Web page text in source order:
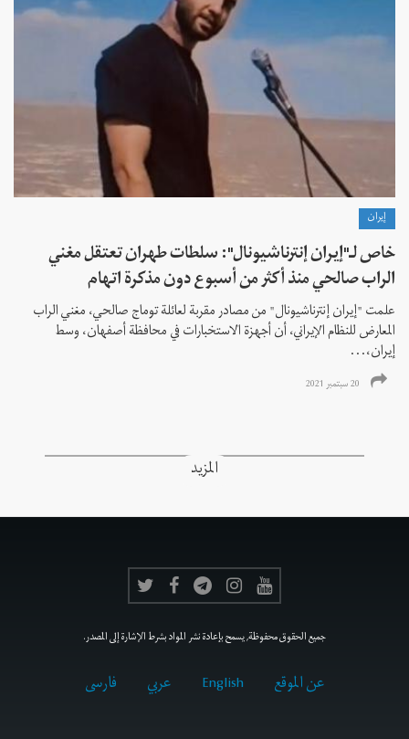
إيران
خاص لـ"إيران إنترناشيونال": سلطات طهران تعتقل مغني
الراب صالحي منذ أكثر من أسبوع دون مذكرة اتهام
علمت "إيران إنترناشيونال" من مصادر مقربة لعائلة توماج صالحي، مغني الراب
المعارض للنظام الإيراني، أن أجهزة الاستخبارات في محافظة أصفهان، وسط
إيران،...
20 سبتمبر 2021
المزيد
جميع الحقوق محفوظة, يسمح بإعادة نشر المواد بشرط الإشارة إلى المصدر.
عن الموقع English عربي فارسى